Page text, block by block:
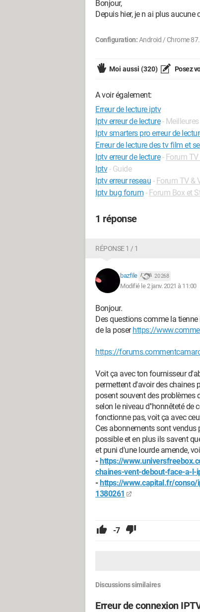
Bonjour,
Depuis hier, je n ai plus aucune
Configuration:Android / Chrome
Moi aussi (320) Posez
A voir également:
Erreur de lecture iptv
Iptv erreur de lecture -
Iptv smarters pro erreur de
Erreur de lecture des tv film et
Iptv erreur de lecture - Forum TV
Iptv - Guide
Iptv erreur reseau - Forum TV &
Iptv bug forum - Forum Box et
1 réponse
RÉPONSE 1 / 1
bazfile 20 268
Modifié le 2 janv. 2021 à 11:00
Bonjour.
Des questions comme la
de la poserhttps://
https://
Voit ça avec ton fournisseur
permettent d'avoir des chaines
posent souvent des problèmes
selon le niveau d''honnêteté de
fonctionne pas, voit ça avec
Ces abonnements sont vendus
possible et en plus ils savent
et puni d'une lourde amende,
-https://
chaines-vent-debout-face-a-l-
-https://www.capital.fr/conso/
1380261
-7
Discussions similaires
Erreur de connexion